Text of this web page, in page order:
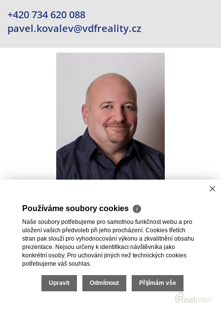
+420 734 620 088
pavel.kovalev@vdfreality.cz
Pavel Kovalev
+420 723 491 625
pavel.kovalev@vdfreality.cz
×
Používáme soubory cookies ℹ
Naše soubory potřebujeme pro samotnou funkčnost webu a pro
uložení vašich předvoleb při jeho procházení. Cookies třetích
stran pak slouží pro vyhodnocování výkonu a zkvalitnění obsahu
prezentace. Nejsou určeny k identifikaci návštěvníka jako
konkrétní osoby. Pro uchování jiných než technických cookies
potřebujeme váš souhlas.
Upravit Odmítnout Přijímám vše